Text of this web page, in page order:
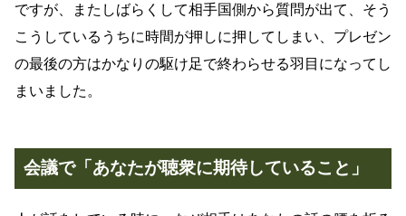
ですが、またしばらくして相手国側から質問が出て、そう
こうしているうちに時間が押しに押してしまい、プレゼン
の最後の方はかなりの駆け足で終わらせる羽目になってし
まいました。
会議で「あなたが聴衆に期待していること」